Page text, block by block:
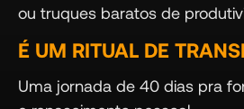
ou truques baratos de
É UM RITUAL DE
Uma jornada de 40 dias pra